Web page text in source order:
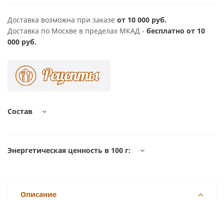
Доставка возможна при заказе от 10 000 руб.
Доставка по Москве в пределах МКАД - бесплатно от 10
000 руб.
Состав
Энергетическая ценность в 100 г:
Описание